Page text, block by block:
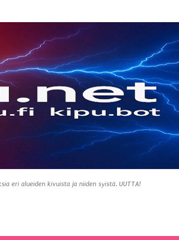
eri alueiden kivuista ja niiden syistä. UUTTA!